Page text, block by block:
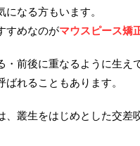
なる方もいます。
すめなのがマウスピース矯
・前後に重なるように生
れることもあります。
、叢生をはじめとした交